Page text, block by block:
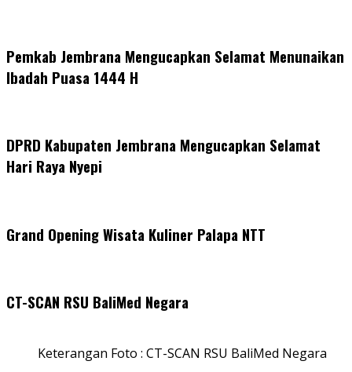
Pemkab Jembrana Mengucapkan Selamat Menunaikan
Ibadah Puasa 1444 H
DPRD Kabupaten Jembrana Mengucapkan Selamat
Hari Raya Nyepi
Grand Opening Wisata Kuliner Palapa NTT
CT-SCAN RSU BaliMed Negara
Keterangan Foto : CT-SCAN RSU BaliMed Negara